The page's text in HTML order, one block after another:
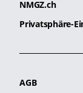
NMGZ.ch
Privatsphäre-
AGB